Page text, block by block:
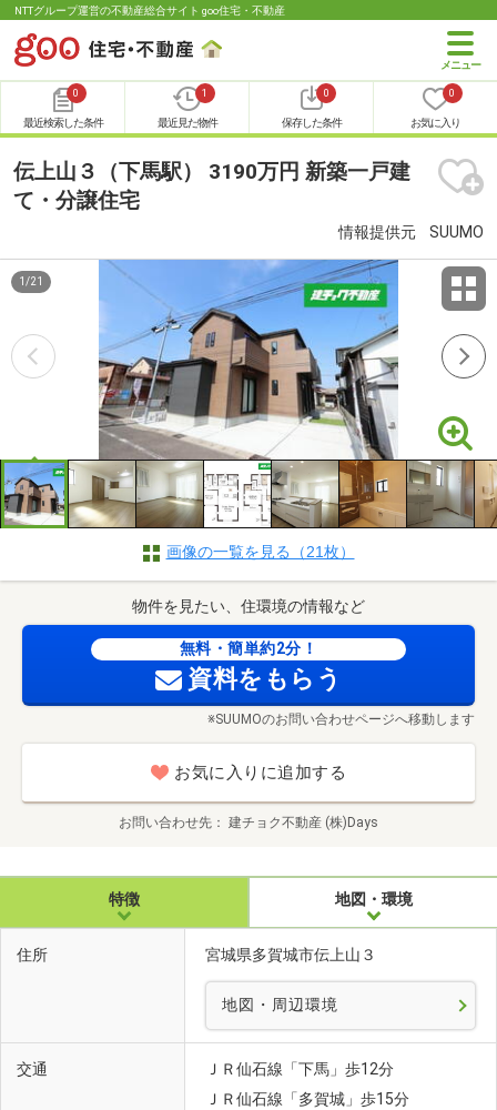
NTTグループ運営の不動産総合サイト goo住宅・不動産
0
最近検索した条件
1
最近見た物件
0
保存した条件
0
お気に入り
伝上山３（下馬駅） 3190万円 新築一戸建
て・分譲住宅
情報提供元 SUUMO
1 /21
画像の一覧を見る（21枚）
物件を見たい、住環境の情報など
無料・簡単約2分！
資料をもらう
※SUUMOのお問い合わせページへ移動します
お気に入りに追加する
お問い合わせ先 建チョク不動産 (株)Days
特徴 地図・環境
住所 宮城県多賀城市伝上山３
地図・周辺環境
交通
ＪＲ仙石線「下馬」歩12分
ＪＲ仙石線「多賀城」歩15分